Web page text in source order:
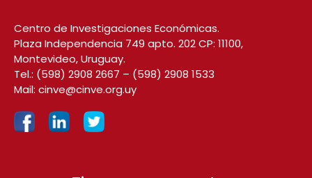
Centro de Investigaciones Económicas.
Plaza Independencia 749 apto. 202 CP: 11100,
Montevideo, Uruguay.
Tel.: (598) 2908 2667 – (598) 2908 1533
Mail: cinve@cinve.org.uy